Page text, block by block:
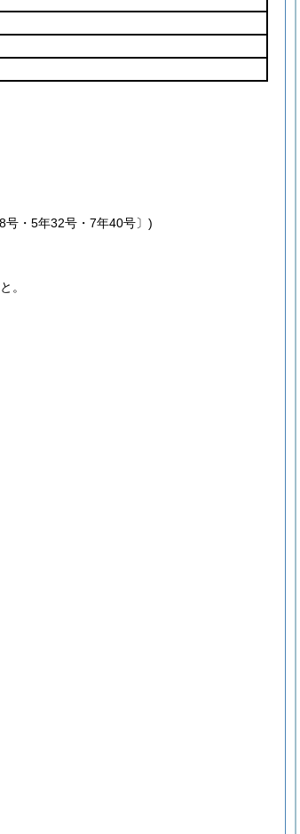
・5年32号・7年40号〕)
。